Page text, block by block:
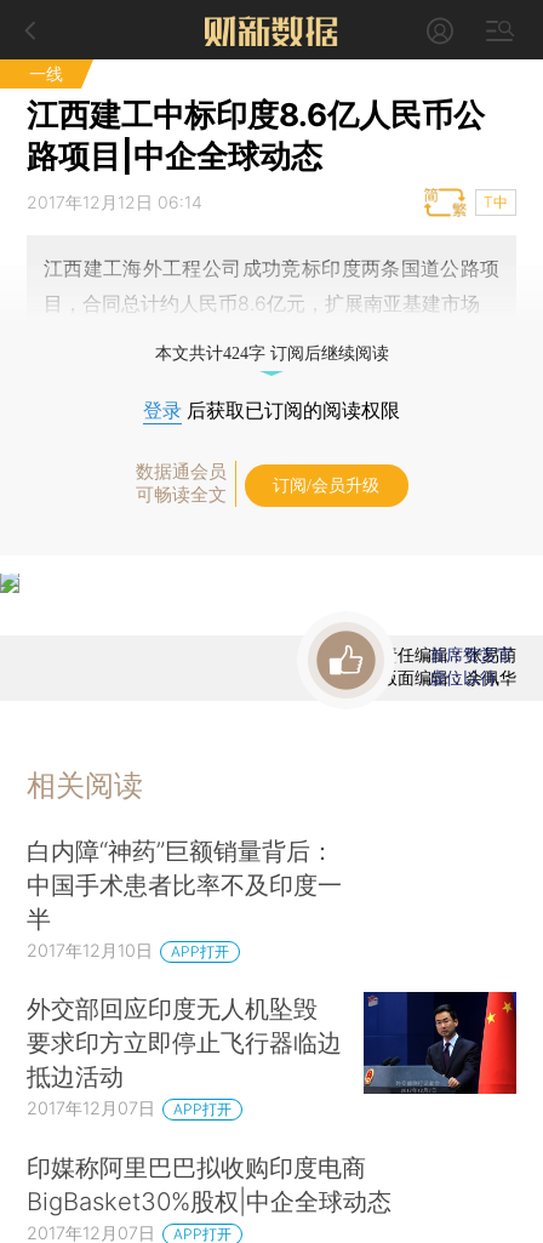
一线
江西建工中标印度8.6亿人民币公
路项目|中企全球动态
2017年12月12日 06:14 T中
江西建工海外工程公司成功竞标印度两条国道公路项
目，合同总计约人民币8.6亿元，扩展南亚基建市场
本文共计424字 订阅后继续阅读
登录 后获取已订阅的阅读权限
数据通会员
可畅读全文
订阅/会员升级
责任编辑：张易萌
版面编辑：余佩华
首席赞赏官
虚位以待
相关阅读
白内障“神药”巨额销量背后：
中国手术患者比率不及印度一
半
2017年12月10日 APP打开
外交部回应印度无人机坠毁
要求印方立即停止飞行器临边
抵边活动
2017年12月07日 APP打开
印媒称阿里巴巴拟收购印度电商
BigBasket30%股权|中企全球动态
2017年12月07日 APP打开